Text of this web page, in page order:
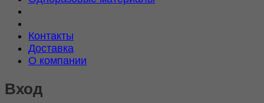
Контакты
Доставка
О компании
Вход